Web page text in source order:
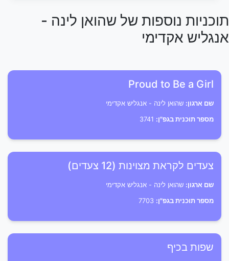
תוכניות נוספות של שהואן לינה -
אנגליש אקדימי
Proud to Be a Girl
שם ארגון: שהואן לינה - אנגליש אקדימי
מספר תוכנית בגפ"ן:
צעדים לקראת מצוינות (12 צעדים)
שם ארגון: שהואן לינה - אנגליש אקדימי
מספר תוכנית בגפ"ן:
שפות בכיף